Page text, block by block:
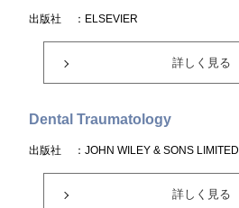
出版社 ：ELSEVIER
詳しく見る
Dental Traumatology
出版社 ：JOHN WILEY & SONS LIMITED
詳しく見る